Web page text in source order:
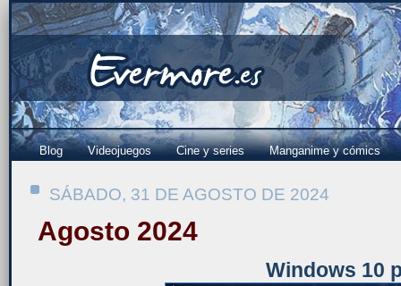
Blog Videojuegos Cine y series Manganime y cómics
SÁBADO, 31 DE AGOSTO DE 2024
Agosto 2024
Windows 10